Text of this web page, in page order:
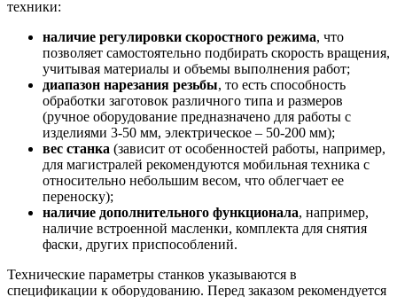
техники:
наличие регулировки скоростного режима, что
позволяет самостоятельно подбирать скорость вращения,
учитывая материалы и объемы выполнения работ;
диапазон нарезания резьбы, то есть способность
обработки заготовок различного типа и размеров
(ручное оборудование предназначено для работы с
изделиями 3-50 мм, электрическое – 50-200 мм);
вес станка (зависит от особенностей работы, например,
для магистралей рекомендуются мобильная техника с
относительно небольшим весом, что облегчает ее
переноску);
наличие дополнительного функционала, например,
наличие встроенной масленки, комплекта для снятия
фаски, других приспособлений.
Технические параметры станков указываются в
спецификации к оборудованию. Перед заказом рекомендуется